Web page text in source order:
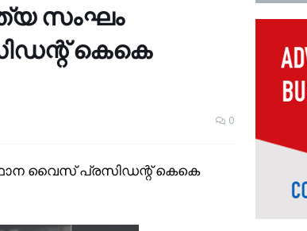
സംഘം
കെകെ
0
വൈസ് പ്രസിഡന്റ് കെകെ